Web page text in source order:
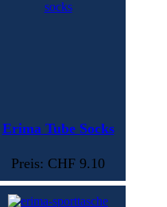
Erima Tube Socks
Preis: CHF 9.10